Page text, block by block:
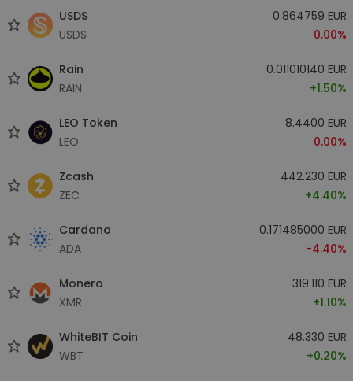
USDS
USDS
0.864759 EUR
0.00%
Rain
RAIN
0.011010140 EUR
+1.50%
LEO Token
LEO
8.4400 EUR
0.00%
Zcash
ZEC
442.230 EUR
+4.40%
Cardano
ADA
0.171485000 EUR
-4.40%
Monero
XMR
319.110 EUR
+1.10%
WhiteBIT Coin
WBT
48.330 EUR
+0.20%